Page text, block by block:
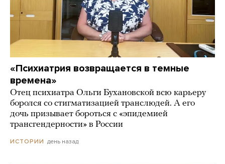
«Психиатрия возвращается в темные
времена»
Отец психиатра Ольги Бухановской всю карьеру
боролся со стигматизацией транслюдей. А его
дочь призывает бороться с «эпидемией
трансгендерности» в России
ИСТОРИИ день назад